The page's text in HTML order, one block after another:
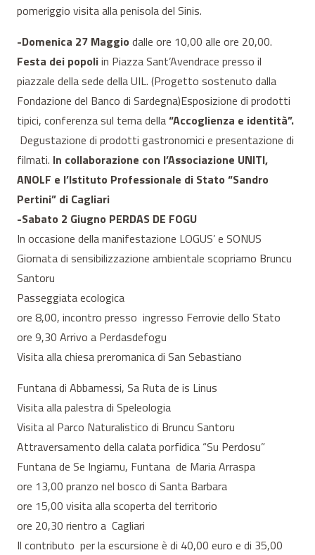
pomeriggio visita alla penisola del Sinis.
-Domenica 27 Maggio dalle ore 10,00 alle ore 20,00.
Festa dei popoliin Piazza Sant’Avendrace presso il
piazzale della sede della UIL. (Progetto sostenuto dalla
Fondazione del Banco di Sardegna)Esposizione di prodotti
tipici, conferenza sul tema della“Accoglienza e identità”.
Degustazione di prodotti gastronomici e presentazione di
filmati. In collaborazione con l’Associazione UNITI,
ANOLF e l’Istituto Professionale di Stato “Sandro
Pertini” di Cagliari
-Sabato 2 Giugno PERDAS DE FOGU
In occasione della manifestazione LOGUS’ e SONUS
Giornata di sensibilizzazione ambientale scopriamo Bruncu
Santoru
Passeggiata ecologica
ore 8,00, incontro presso ingresso Ferrovie dello Stato
ore 9,30 Arrivo a Perdasdefogu
Visita alla chiesa preromanica di San Sebastiano
Funtana di Abbamessi, Sa Ruta de is Linus
Visita alla palestra di Speleologia
Visita al Parco Naturalistico di Bruncu Santoru
Attraversamento della calata porfidica “Su Perdosu”
Funtana de Se Ingiamu, Funtana de Maria Arraspa
ore 13,00 pranzo nel bosco di Santa Barbara
ore 15,00 visita alla scoperta del territorio
ore 20,30 rientro a Cagliari
Il contributo per la escursione è di 40,00 euro e di 35,00